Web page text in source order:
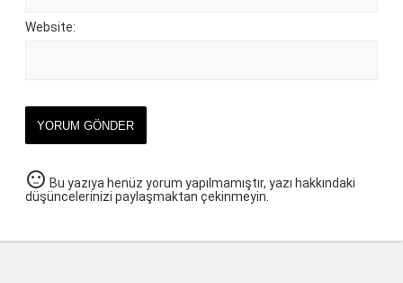
Website:
YORUM GÖNDER
sentiment_neutral Bu yazıya henüz yorum yapılmamıştır, yazı hakkındaki
düşüncelerinizi paylaşmaktan çekinmeyin.